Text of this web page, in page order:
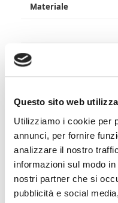
Questo sito web
Utilizziamo i cookie per
annunci, per fornire
analizzare il nostro
informazioni sul modo
nostri partner che si
pubblicità e social
Materiale
Produzione
ARGENTO 925 E SMALTI
distribuito dal marchio
BRACCIALI DA UOMO,
sottocategoria
prodotto che al
il prezzo di questo